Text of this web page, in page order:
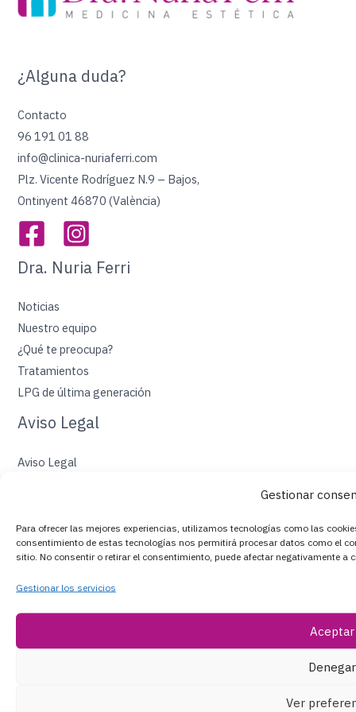
Gestionar
Para ofrecer las mejores experiencias, utilizamos tecnologías como las
consentimiento de estas tecnologías nos permitirá procesar datos como el
sitio. No consentir o retirar el consentimiento, puede afectar negativamente a
Gestionar los servicios
Aceptar
Denegar
Ver
¿Alguna duda?
Contacto
96 191 01 88
info@clinica-nuriaferri.com
Plz. Vicente Rodríguez N.9 – Bajos,
Ontinyent 46870 (València)
Dra. Nuria Ferri
Noticias
Nuestro equipo
¿Qué te preocupa?
Tratamientos
LPG de última generación
Aviso Legal
Aviso Legal
Muestra de accesibilidad
Financiado Por El Programa Kit Digital. Plan De Recuperación,